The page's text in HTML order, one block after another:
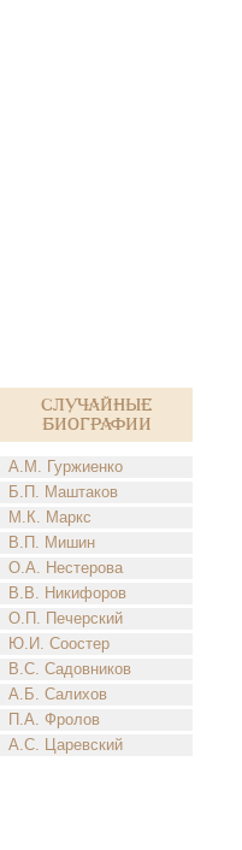
Случайные
биографии
А.М. Гуржиенко
Б.П. Маштаков
М.К. Маркс
В.П. Мишин
О.А. Нестерова
В.В. Никифоров
О.П. Печерский
Ю.И. Соостер
В.С. Садовников
А.Б. Салихов
П.А. Фролов
А.С. Царевский